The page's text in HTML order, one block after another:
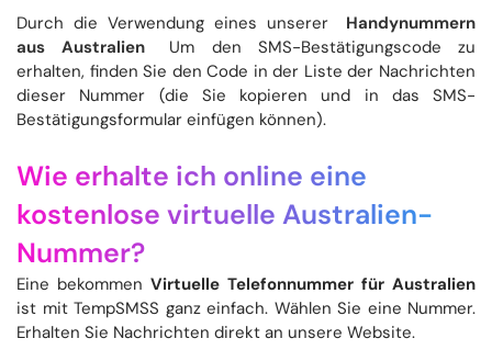
Durch die Verwendung eines unserer
Handynummern
aus Australien
Um den SMS-Bestätigungscode zu
erhalten, finden Sie den Code in der Liste der Nachrichten
dieser Nummer (die Sie kopieren und in das SMS-
Bestätigungsformular einfügen können).
Wie erhalte ich online eine
kostenlose virtuelle Australien-
Nummer?
Eine bekommen Virtuelle Telefonnummer für Australien
ist mit TempSMSS ganz einfach. Wählen Sie eine Nummer.
Erhalten Sie Nachrichten direkt an unsere Website.